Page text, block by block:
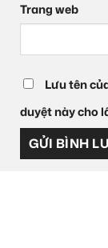
Trang web
Lưu tên
duyệt này cho